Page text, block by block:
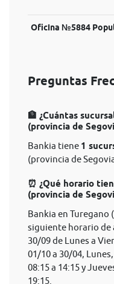
Oficina №5884
Preguntas
🏦 ¿Cuántas
(provincia de
Bankia tiene 1
(provincia de
⏰ ¿Qué horario
(provincia de
Bankia en Turegano
siguiente horario de
30/09 de Lunes a
01/10 a 30/04,
08:15 a 14:15 y
19:15.